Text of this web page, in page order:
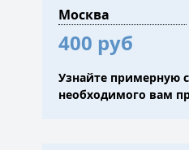
400 руб
Узнайте примерную
необходимого вам